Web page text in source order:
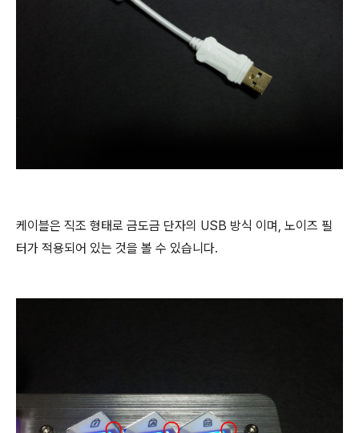
케이블은 직조 형태로 금도금 단자의 USB 방식 이며, 노이즈 필
터가 적용되어 있는 것을 볼 수 있습니다.